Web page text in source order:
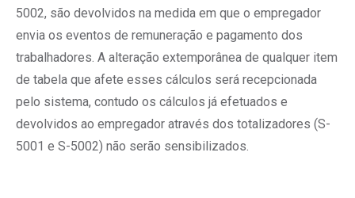
5002, são devolvidos na medida em que o empregador
envia os eventos de remuneração e pagamento dos
trabalhadores. A alteração extemporânea de qualquer item
de tabela que afete esses cálculos será recepcionada
pelo sistema, contudo os cálculos já efetuados e
devolvidos ao empregador através dos totalizadores (S-
5001 e S-5002) não serão sensibilizados.